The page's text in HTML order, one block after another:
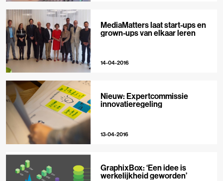
MediaMatters laat start-ups en
grown-ups van elkaar leren
14-04-2016
Nieuw: Expertcommissie
innovatieregeling
13-04-2016
GraphixBox: ‘Een idee is
werkelijkheid geworden’